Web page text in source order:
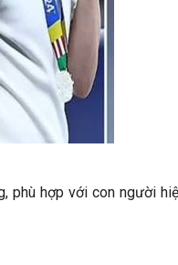
phù hợp với con người